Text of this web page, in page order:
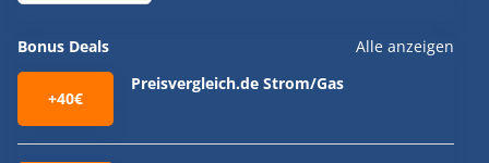
Bonus Deals Alle anzeigen
+40€
Preisvergleich.de Strom/Gas